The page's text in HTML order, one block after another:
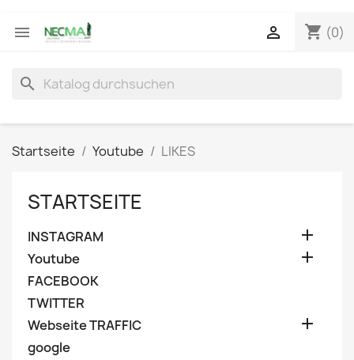
 shopping_cart (0)

search
Startseite Youtube LIKES
STARTSEITE
INSTAGRAM 
Youtube 
FACEBOOK
TWITTER
Webseite TRAFFIC

google